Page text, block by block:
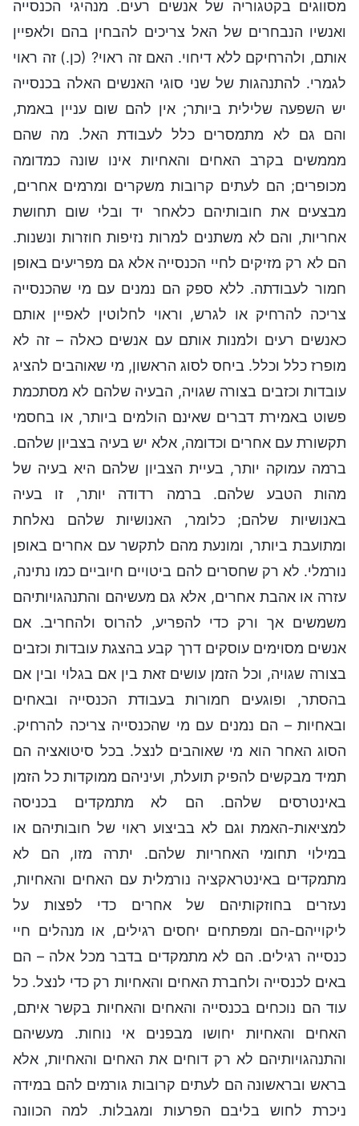
מסווגים בקטגוריה של אנשים רעים. מנהיגי הכנסייה
ואנשיו הנבחרים של האל צריכים להבחין בהם ולאפיין
אותם, ולהרחיקם ללא דיחוי. האם זה ראוי? (כן.) זה ראוי
לגמרי. להתנהגות של שני סוגי האנשים האלה בכנסייה
יש השפעה שלילית ביותר; אין להם שום עניין באמת,
והם גם לא מתמסרים כלל לעבודת האל. מה שהם
מממשים בקרב האחים והאחיות אינו שונה כמדומה
מכופרים; הם לעתים קרובות משקרים ומרמים אחרים,
מבצעים את חובותיהם כלאחר יד ובלי שום תחושת
אחריות, והם לא משתנים למרות נזיפות חוזרות ונשנות.
הם לא רק מזיקים לחיי הכנסייה אלא גם מפריעים באופן
חמור לעבודתה. ללא ספק הם נמנים עם מי שהכנסייה
צריכה להרחיק או לגרש, וראוי לחלוטין לאפיין אותם
כאנשים רעים ולמנות אותם עם אנשים כאלה – זה לא
מופרז כלל וכלל. ביחס לסוג הראשון, מי שאוהבים להציג
עובדות וכזבים בצורה שגויה, הבעיה שלהם לא מסתכמת
פשוט באמירת דברים שאינם הולמים ביותר, או בחסמי
תקשורת עם אחרים וכדומה, אלא יש בעיה בצביון שלהם.
ברמה עמוקה יותר, בעיית הצביון שלהם היא בעיה של
מהות הטבע שלהם. ברמה רדודה יותר, זו בעיה
באנושיות שלהם; כלומר, האנושיות שלהם נאלחת
ומתועבת ביותר, ומונעת מהם לתקשר עם אחרים באופן
נורמלי. לא רק שחסרים להם ביטויים חיוביים כמו נתינה,
עזרה או אהבת אחרים, אלא גם מעשיהם והתנהגויותיהם
משמשים אך ורק כדי להפריע, להרוס ולהחריב. אם
אנשים מסוימים עוסקים דרך קבע בהצגת עובדות וכזבים
בצורה שגויה, וכל הזמן עושים זאת בין אם בגלוי ובין אם
בהסתר, ופוגעים חמורות בעבודת הכנסייה ובאחים
ובאחיות – הם נמנים עם מי שהכנסייה צריכה להרחיק.
הסוג האחר הוא מי שאוהבים לנצל. בכל סיטואציה הם
תמיד מבקשים להפיק תועלת, ועיניהם ממוקדות כל הזמן
באינטרסים שלהם. הם לא מתמקדים בכניסה
למציאות-האמת וגם לא בביצוע ראוי של חובותיהם או
במילוי תחומי האחריות שלהם. יתרה מזו, הם לא
מתמקדים באינטראקציה נורמלית עם האחים והאחיות,
נעזרים בחוזקותיהם של אחרים כדי לפצות על
ליקוייהם-הם ומפתחים יחסים רגילים, או מנהלים חיי
כנסייה רגילים. הם לא מתמקדים בדבר מכל אלה – הם
באים לכנסייה ולחברת האחים והאחיות רק כדי לנצל. כל
עוד הם נוכחים בכנסייה והאחים והאחיות בקשר איתם,
האחים והאחיות יחושו מבפנים אי נוחות. מעשיהם
והתנהגויותיהם לא רק דוחים את האחים והאחיות, אלא
בראש ובראשונה הם לעתים קרובות גורמים להם במידה
ניכרת לחוש בליבם הפרעות ומגבלות. למה הכוונה